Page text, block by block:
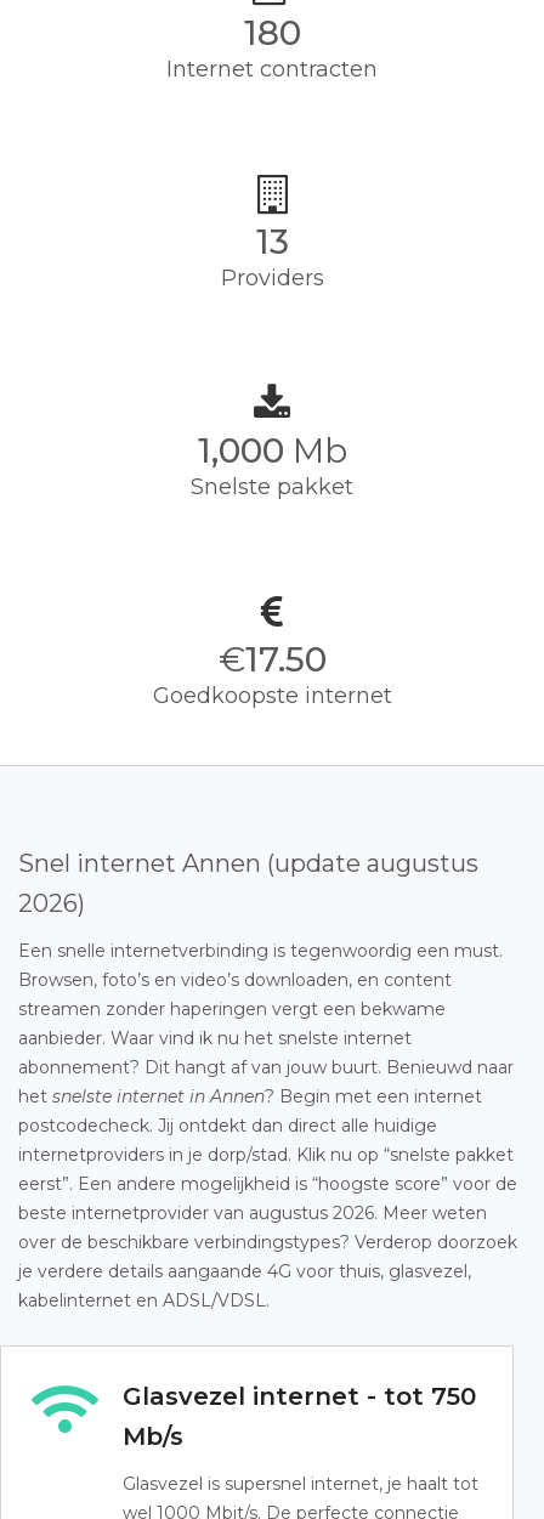
180
Internet contracten
13
Providers
1,000 Mb
Snelste pakket
€17.50
Goedkoopste internet
Snel internet Annen (update augustus
2026)
Een snelle internetverbinding is tegenwoordig een must.
Browsen, foto’s en video’s downloaden, en content
streamen zonder haperingen vergt een bekwame
aanbieder. Waar vind ik nu het snelste internet
abonnement? Dit hangt af van jouw buurt. Benieuwd naar
het snelste internet in Annen? Begin met een internet
postcodecheck. Jij ontdekt dan direct alle huidige
internetproviders in je dorp/stad. Klik nu op “snelste pakket
eerst”. Een andere mogelijkheid is “hoogste score” voor de
beste internetprovider van augustus 2026. Meer weten
over de beschikbare verbindingstypes? Verderop doorzoek
je verdere details aangaande 4G voor thuis, glasvezel,
kabelinternet en ADSL/VDSL.
Glasvezel internet - tot 750
Mb/s
Glasvezel is supersnel internet, je haalt tot
wel 1000 Mbit/s. De perfecte connectie